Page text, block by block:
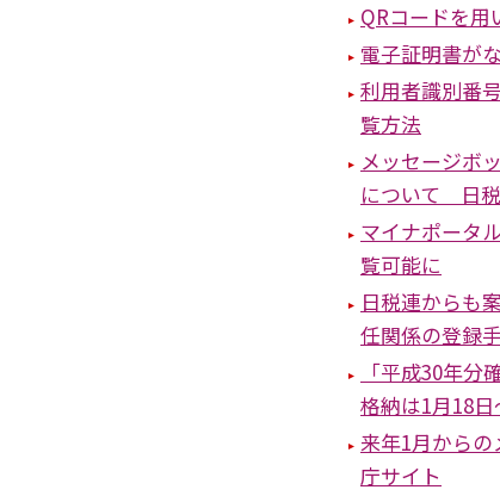
QRコードを
電子証明書が
利用者識別番
覧方法
メッセージボ
について 日
マイナポータ
覧可能に
日税連からも
任関係の登録
「平成30年
格納は1月18
来年1月から
庁サイト